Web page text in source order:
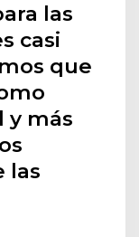
las
casi
que
y más
las